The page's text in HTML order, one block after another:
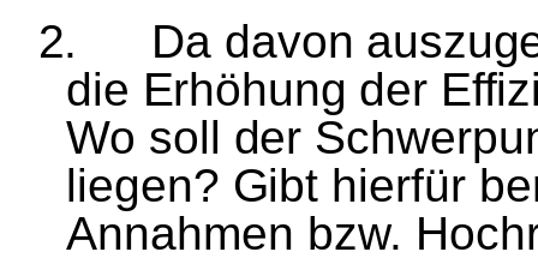
2.
Da davon
die Erhöhung der
Wo soll der
liegen? Gibt hierfür
Annahmen bzw.